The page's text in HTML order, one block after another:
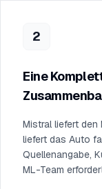
2
Eine
Mistral liefert den
liefert das Auto
Quellenangabe,
ML-Team